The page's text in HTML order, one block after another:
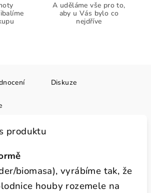
A uděláme vše pro to,
aby u Vás bylo co
nejdříve
Diskuze
produktu
biomasa), vyrábíme tak, že
houby rozemele na